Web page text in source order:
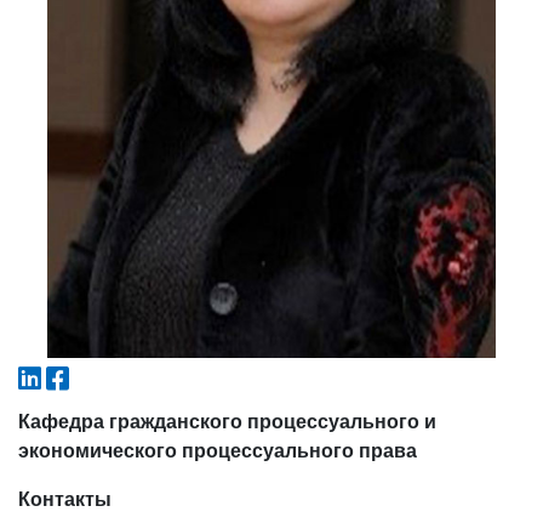
Кафедра гражданского процессуального и
экономического процессуального права
Контакты
✉️ Написать администратору